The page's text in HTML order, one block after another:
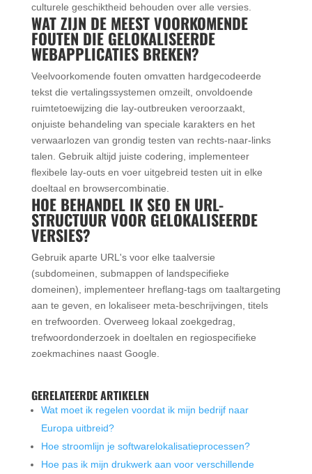
culturele geschiktheid behouden over alle versies.
WAT ZIJN DE MEEST VOORKOMENDE
FOUTEN DIE GELOKALISEERDE
WEBAPPLICATIES BREKEN?
Veelvoorkomende fouten omvatten hardgecodeerde
tekst die vertalingssystemen omzeilt, onvoldoende
ruimtetoewijzing die lay-outbreuken veroorzaakt,
onjuiste behandeling van speciale karakters en het
verwaarlozen van grondig testen van rechts-naar-links
talen. Gebruik altijd juiste codering, implementeer
flexibele lay-outs en voer uitgebreid testen uit in elke
doeltaal en browsercombinatie.
HOE BEHANDEL IK SEO EN URL-
STRUCTUUR VOOR GELOKALISEERDE
VERSIES?
Gebruik aparte URL's voor elke taalversie
(subdomeinen, submappen of landspecifieke
domeinen), implementeer hreflang-tags om taaltargeting
aan te geven, en lokaliseer meta-beschrijvingen, titels
en trefwoorden. Overweeg lokaal zoekgedrag,
trefwoordonderzoek in doeltalen en regiospecifieke
zoekmachines naast Google.
GERELATEERDE ARTIKELEN
Wat moet ik regelen voordat ik mijn bedrijf naar
Europa uitbreid?
Hoe stroomlijn je softwarelokalisatieprocessen?
Hoe pas ik mijn drukwerk aan voor verschillende